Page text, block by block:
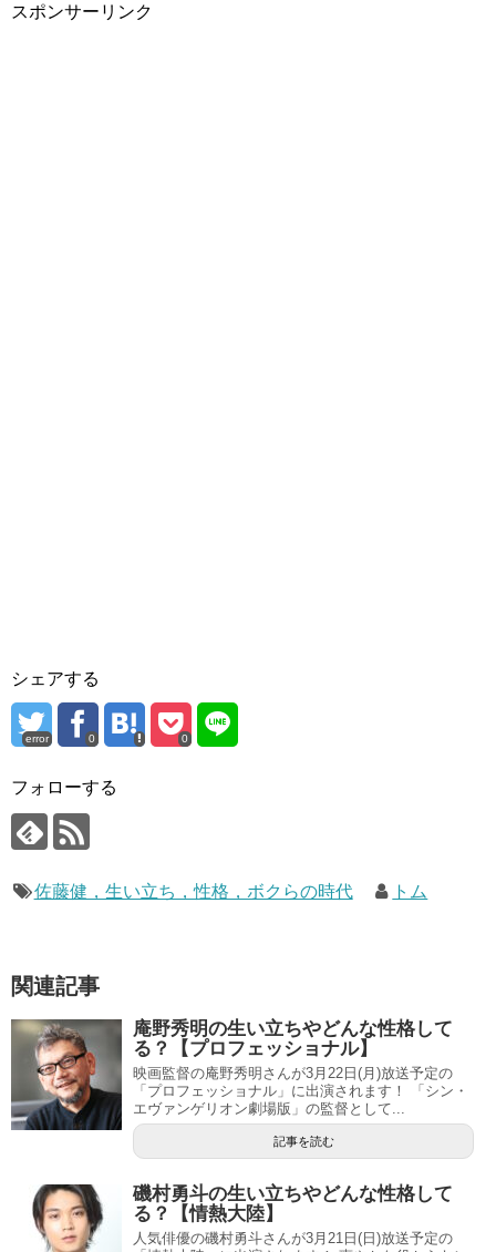
スポンサーリンク
シェアする
error 0 0
フォローする
佐藤健，生い立ち，性格，ボクらの時代 トム
関連記事
庵野秀明の生い立ちやどんな性格して
る？【プロフェッショナル】
映画監督の庵野秀明さんが3月22日(月)放送予定の
「プロフェッショナル」に出演されます！ 「シン・
エヴァンゲリオン劇場版」の監督として...
記事を読む
磯村勇斗の生い立ちやどんな性格して
る？【情熱大陸】
人気俳優の磯村勇斗さんが3月21日(日)放送予定の